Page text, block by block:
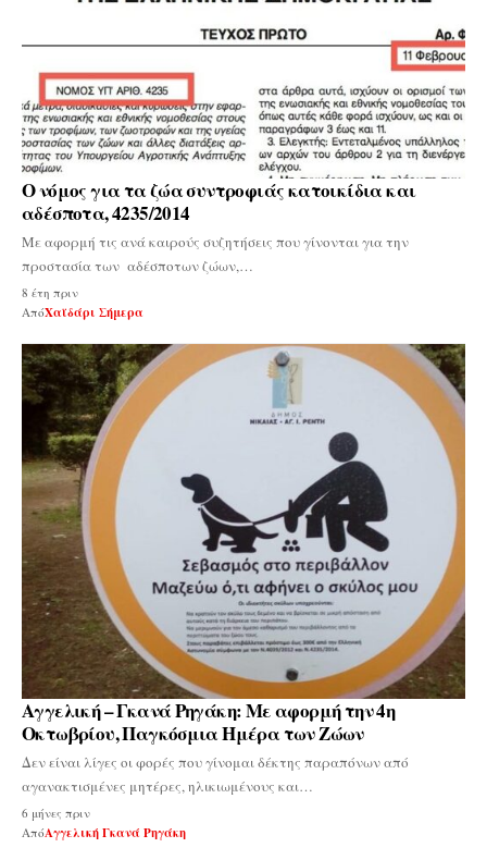
Ο νόμος για τα ζώα συντροφιάς κατοικίδια και
αδέσποτα, 4235/2014
Με αφορμή τις ανά καιρούς συζητήσεις που γίνονται για την
προστασία των αδέσποτων ζώων,…
8 έτη πριν
ΑπόΧαϊδάρι Σήμερα
Αγγελική – Γκανά Ρηγάκη: Με αφορμή την 4η
Οκτωβρίου, Παγκόσμια Ημέρα των Ζώων
Δεν είναι λίγες οι φορές που γίνομαι δέκτης παραπόνων από
αγανακτισμένες μητέρες, ηλικιωμένους και…
6 μήνες πριν
ΑπόΑγγελική Γκανά Ρηγάκη